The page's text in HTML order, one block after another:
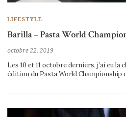
LIFESTYLE
Barilla – Pasta World
octobre 22, 2019
Les 10 et 11 octobre derniers, j’ai eu la
édition du Pasta World Championship